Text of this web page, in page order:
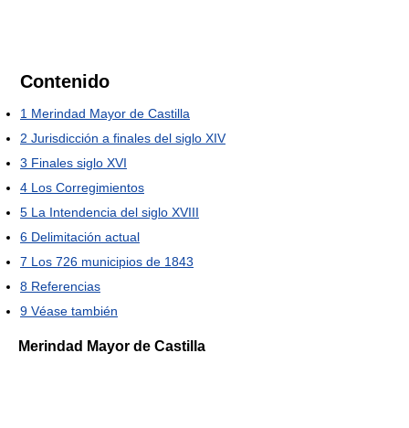
Contenido
1 Merindad Mayor de Castilla
2 Jurisdicción a finales del siglo XIV
3 Finales siglo XVI
4 Los Corregimientos
5 La Intendencia del siglo XVIII
6 Delimitación actual
7 Los 726 municipios de 1843
8 Referencias
9 Véase también
Merindad Mayor de Castilla